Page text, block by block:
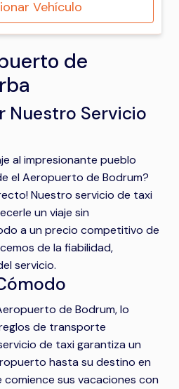
Vehículo
de
Nuestro Servicio
al impresionante pueblo
el Aeropuerto de Bodrum?
Nuestro servicio de taxi
un viaje sin
a un precio competitivo de
de la fiabilidad,
servicio.
de Bodrum, lo
de transporte
de taxi garantiza un
hasta su destino en
comience sus vacaciones con